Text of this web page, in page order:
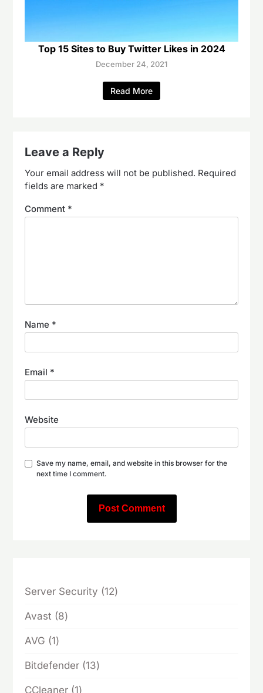
Top 15 Sites to Buy Twitter Likes in 2024
December 24, 2021
Read More
Leave a Reply
Your email address will not be published. Required
fields are marked *
Comment *
Name *
Email *
Website
Save my name, email, and website in this browser for the
next time I comment.
Server Security 1212
Avast
88
AVG
11
Bitdefender 1313
CCleaner 11